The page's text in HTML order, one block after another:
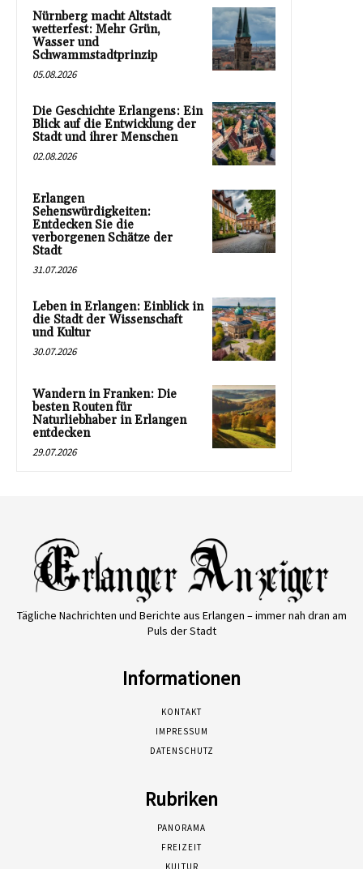
Nürnberg macht Altstadt
wetterfest: Mehr Grün,
Wasser und
Schwammstadtprinzip
05.08.2026
Die Geschichte Erlangens: Ein
Blick auf die Entwicklung der
Stadt und ihrer Menschen
02.08.2026
Erlangen
Sehenswürdigkeiten:
Entdecken Sie die
verborgenen Schätze der
Stadt
31.07.2026
Leben in Erlangen: Einblick in
die Stadt der Wissenschaft
und Kultur
30.07.2026
Wandern in Franken: Die
besten Routen für
Naturliebhaber in Erlangen
entdecken
29.07.2026
Tägliche Nachrichten und Berichte aus Erlangen – immer nah dran am
Puls der Stadt
Informationen
KONTAKT
IMPRESSUM
DATENSCHUTZ
Rubriken
PANORAMA
FREIZEIT
KULTUR